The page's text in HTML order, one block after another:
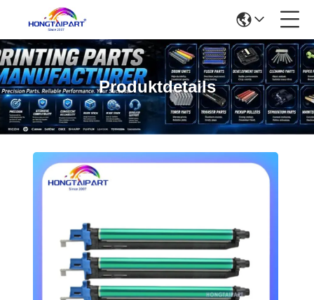
Produktdetails